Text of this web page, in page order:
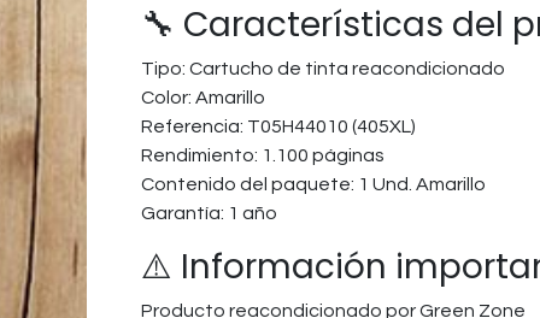
🔧 Características del
Tipo: Cartucho de tinta reacondicionado
Color: Amarillo
Referencia: T05H44010 (405XL)
Rendimiento: 1.100 páginas
Contenido del paquete: 1 Und. Amarillo
Garantía: 1 año
⚠️ Información
Producto reacondicionado por Green Zone